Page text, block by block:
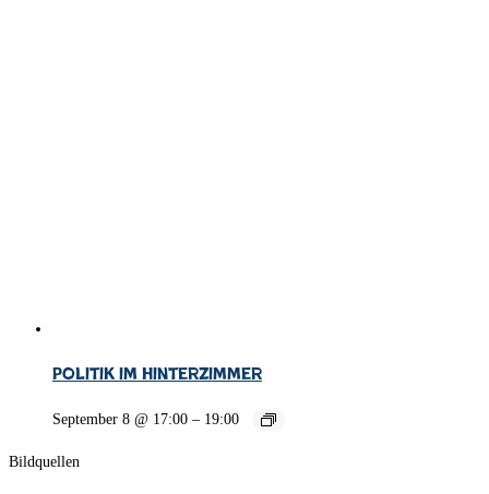
Politik im Hinterzimmer
September 8 @ 17:00 – 19:00
Bildquellen